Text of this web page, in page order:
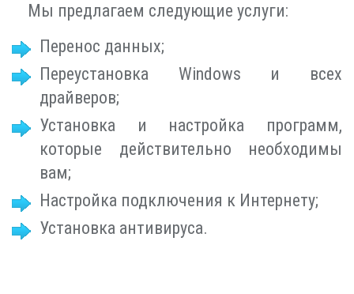
Мы предлагаем следующие услуги:
Перенос данных;
Переустановка Windows и всех
драйверов;
Установка и настройка программ,
которые действительно необходимы
вам;
Настройка подключения к Интернету;
Установка антивируса.